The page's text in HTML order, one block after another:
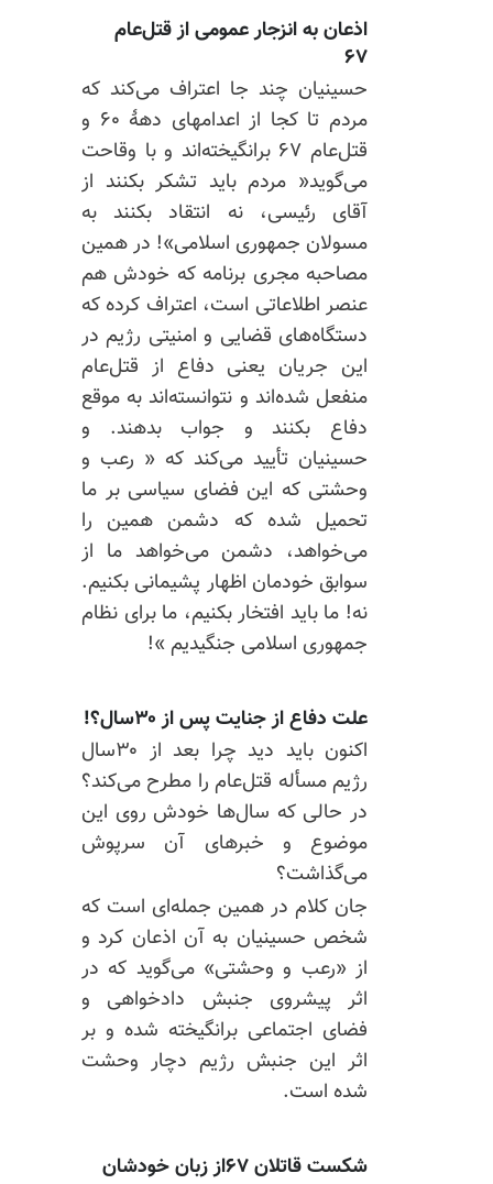
اذعان به انزجار عمومی از قتل‌عام
۶۷
حسینیان چند جا اعتراف می‌کند که
مردم تا کجا از اعدامهای دههٔ ۶۰ و
قتل‌عام ۶۷ برانگیخته‌اند و با وقاحت
می‌گوید« مردم باید تشکر بکنند از
آقای رئیسی، نه انتقاد بکنند به
مسولان جمهوری اسلامی»! در همین
مصاحبه مجری برنامه که خودش هم
عنصر اطلاعاتی است، اعتراف کرده که
دستگاه‌های قضایی و امنیتی رژیم در
این جریان یعنی دفاع از قتل‌عام
منفعل شده‌اند و نتوانسته‌اند به موقع
دفاع بکنند و جواب بدهند. و
حسینیان تأیید می‌کند که « رعب و
وحشتی که این فضای سیاسی بر ما
تحمیل شده که دشمن همین را
می‌خواهد، دشمن می‌خواهد ما از
سوابق خودمان اظهار پشیمانی بکنیم.
نه! ما باید افتخار بکنیم، ما برای نظام
جمهوری اسلامی‌ جنگیدیم »!
علت دفاع از جنایت پس از ۳۰سال؟!
اکنون باید دید چرا بعد از ۳۰سال
رژیم مسأله قتل‌عام را مطرح می‌کند؟
در حالی که سال‌ها خودش روی این
موضوع و خبرهای آن سرپوش
می‌گذاشت؟
جان کلام در همین جمله‌ای است که
شخص حسینیان به آن اذعان کرد و
از «رعب و وحشتی» می‌گوید که در
اثر پیشروی جنبش دادخواهی و
فضای اجتماعی برانگیخته شده و بر
اثر این جنبش رژیم دچار وحشت
شده است.
شکست قاتلان ۶۷از زبان خودشان